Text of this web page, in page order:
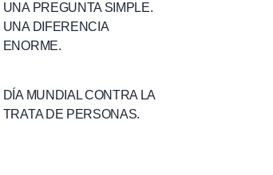
UNA PREGUNTA SIMPLE.
UNA DIFERENCIA
ENORME.
DÍA MUNDIAL CONTRA LA
TRATA DE PERSONAS.